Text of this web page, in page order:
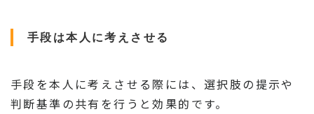
手段は本人に考えさせる
手段を本人に考えさせる際には、選択肢の提示や
判断基準の共有を行うと効果的です。